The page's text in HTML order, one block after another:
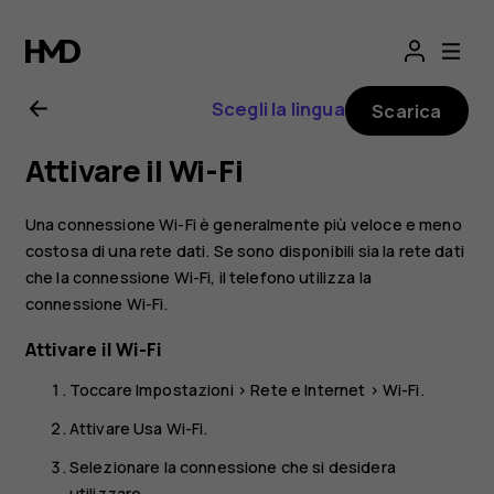
Manuale
d'uso
del
Nokia
G21
Scegli la lingua Scarica
Attivare il Wi-Fi
Una connessione Wi-Fi è generalmente più veloce e meno
costosa di una rete dati. Se sono disponibili sia la rete dati
che la connessione Wi-Fi, il telefono utilizza la
connessione Wi-Fi.
Attivare il Wi-Fi
ToccareImpostazioni >Rete e Internet > Wi-Fi.
AttivareUsa Wi-Fi.
Selezionare la connessione che si desidera